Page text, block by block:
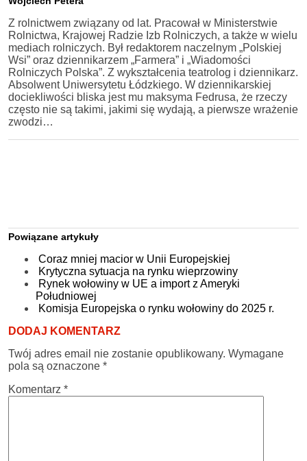
Z rolnictwem związany od lat. Pracował w Ministerstwie
Rolnictwa, Krajowej Radzie Izb Rolniczych, a także w wielu
mediach rolniczych. Był redaktorem naczelnym „Polskiej
Wsi” oraz dziennikarzem „Farmera” i „Wiadomości
Rolniczych Polska”. Z wykształcenia teatrolog i dziennikarz.
Absolwent Uniwersytetu Łódzkiego. W dziennikarskiej
dociekliwości bliska jest mu maksyma Fedrusa, że rzeczy
często nie są takimi, jakimi się wydają, a pierwsze wrażenie
zwodzi…
Powiązane artykuły
Coraz mniej macior w Unii Europejskiej
Krytyczna sytuacja na rynku wieprzowiny
Rynek wołowiny w UE a import z Ameryki
Południowej
Komisja Europejska o rynku wołowiny do 2025 r.
DODAJ KOMENTARZ
Twój adres email nie zostanie opublikowany. Wymagane
pola są oznaczone *
Komentarz *